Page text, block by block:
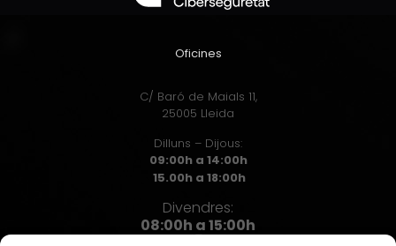
Oficines
C/ Baró de Maials 11,
25005 Lleida
Dilluns – Dijous:
09:00h a 14:00h
15.00h a 18:00h
Divendres:
08:00h a 15:00h